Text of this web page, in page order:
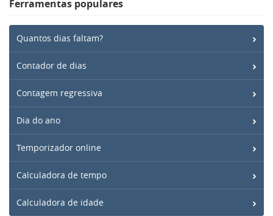
Ferramentas populares
Quantos dias faltam?
Contador de dias
Contagem regressiva
Dia do ano
Temporizador online
Calculadora de tempo
Calculadora de idade